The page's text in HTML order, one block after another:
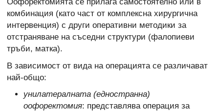
Оофоректомията се прилага самостоятелно или в
комбинация (като част от комплексна хирургична
интервенция) с други оперативни методики за
отстраняване на съседни структури (фалопиеви
тръби, матка).
В зависимост от вида на операцията се различават
най-общо:
унилатералната (едностранна)
оофоректомия: представлява операция за